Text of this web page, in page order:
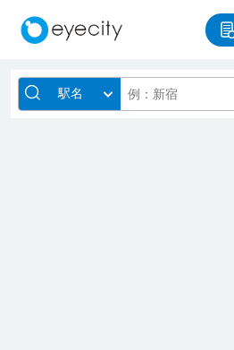
駅名